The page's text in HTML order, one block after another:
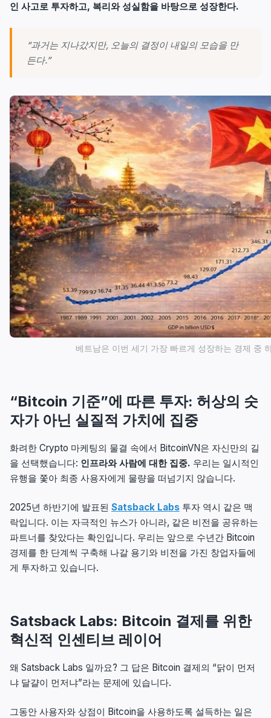
인 사고로 투자하고, 복리와 성실함을 바탕으로 성장한다.
“과거는 지나갔지만, 오늘의 결정이 내일의 모습을 만
든다.”
베트남은 이번 세기 가장 빠르게 성장하는 경제 중
“Bitcoin 기준”에 따른 투자: 허상의 숫
자가 아닌 실질적 가치에 집중
화려한 Crypto 마케팅의 물결 속에서 BitcoinVN은 자신만의 길
을 선택했습니다: 인프라와 사람에 대한 집중. 우리는 일시적인
유행을 쫓아 최종 사용자에게 물량을 떠넘기지 않습니다.
2025년 하반기에 발표된 Satsback Labs 투자 역시 같은 맥
락입니다. 이는 자극적인 뉴스가 아니라, 같은 비전을 공유하는
파트너를 찾았다는 확인입니다. 우리는 앞으로 수년간 Bitcoin
경제를 한 단계씩 구축해 나갈 용기와 비전을 가진 창업자들에
게 투자하고 있습니다.
Satsback Labs: Bitcoin 결제를 위한
혁신적 인센티브 레이어
왜 Satsback Labs 일까요? 그 답은 Bitcoin 결제의 “닭이 먼저
냐 달걀이 먼저냐”라는 문제에 있습니다.
그동안 사용자와 상점이 Bitcoin을 사용하도록 설득하는 일은